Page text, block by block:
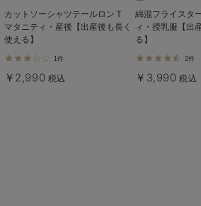
カットソーシャツテールロンＴ
マタニティ・産後【出産後も長く
使える】
1件
￥2,990 税込
綿混フライスタ
ィ・授乳服【出
る】
2件
￥3,990 税込